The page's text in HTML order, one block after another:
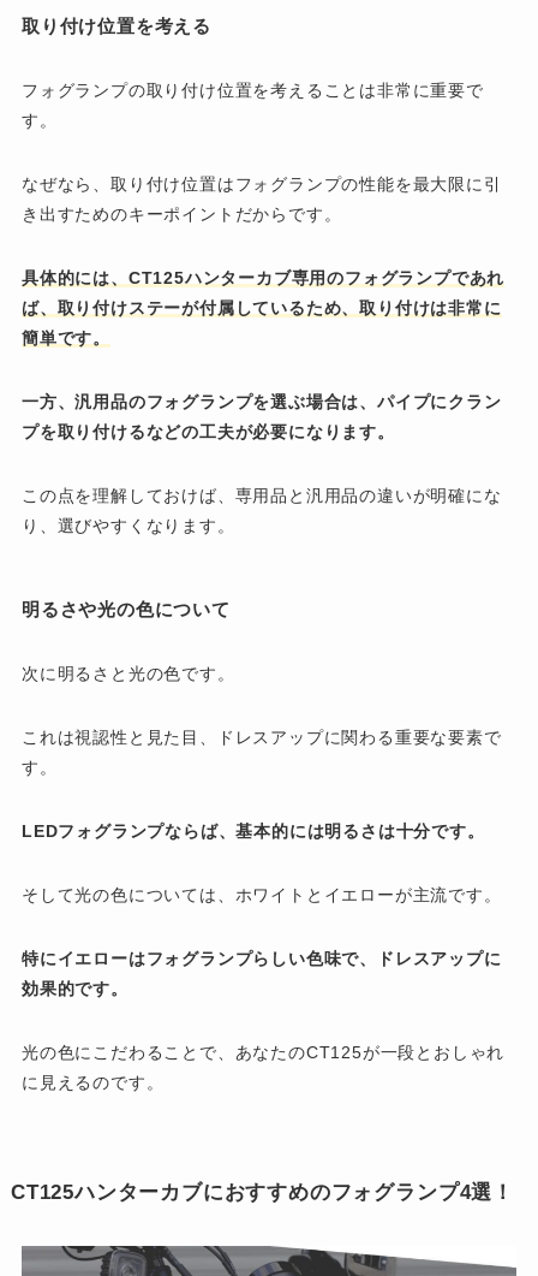
取り付け位置を考える
フォグランプの取り付け位置を考えることは非常に重要で
す。
なぜなら、取り付け位置はフォグランプの性能を最大限に引
き出すためのキーポイントだからです。
具体的には、CT125ハンターカブ専用のフォグランプであれ
ば、取り付けステーが付属しているため、取り付けは非常に
簡単です。
一方、汎用品のフォグランプを選ぶ場合は、パイプにクラン
プを取り付けるなどの工夫が必要になります。
この点を理解しておけば、専用品と汎用品の違いが明確にな
り、選びやすくなります。
明るさや光の色について
次に明るさと光の色です。
これは視認性と見た目、ドレスアップに関わる重要な要素で
す。
LEDフォグランプならば、基本的には明るさは十分です。
そして光の色については、ホワイトとイエローが主流です。
特にイエローはフォグランプらしい色味で、ドレスアップに
効果的です。
光の色にこだわることで、あなたのCT125が一段とおしゃれ
に見えるのです。
CT125ハンターカブにおすすめのフォグランプ4選！